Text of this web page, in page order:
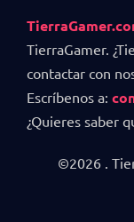
TierraGamer.
contactar con
Escríbenos a:
¿Quieres saber
©2026 .